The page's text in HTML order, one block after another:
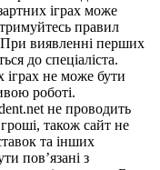
іграх може
правил
При виявленні перших
до спеціаліста.
іграх не може бути
роботі.
не проводить
гроші, також сайт не
та інших
пов’язані з